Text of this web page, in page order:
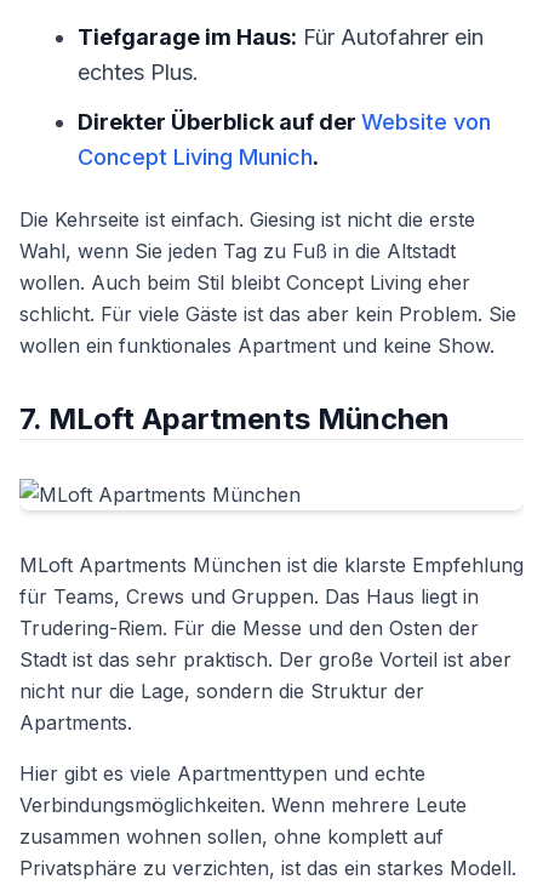
Tiefgarage im Haus: Für Autofahrer ein
echtes Plus.
Direkter Überblick auf der Website von
Concept Living Munich.
Die Kehrseite ist einfach. Giesing ist nicht die erste
Wahl, wenn Sie jeden Tag zu Fuß in die Altstadt
wollen. Auch beim Stil bleibt Concept Living eher
schlicht. Für viele Gäste ist das aber kein Problem. Sie
wollen ein funktionales Apartment und keine Show.
7. MLoft Apartments München
MLoft Apartments München ist die klarste Empfehlung
für Teams, Crews und Gruppen. Das Haus liegt in
Trudering-Riem. Für die Messe und den Osten der
Stadt ist das sehr praktisch. Der große Vorteil ist aber
nicht nur die Lage, sondern die Struktur der
Apartments.
Hier gibt es viele Apartmenttypen und echte
Verbindungsmöglichkeiten. Wenn mehrere Leute
zusammen wohnen sollen, ohne komplett auf
Privatsphäre zu verzichten, ist das ein starkes Modell.